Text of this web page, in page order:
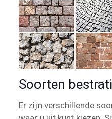
Soorten
Er zijn verschillende